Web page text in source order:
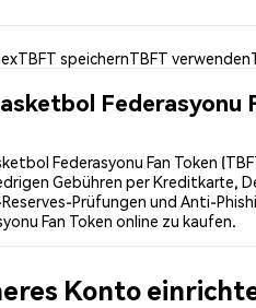
TBFT speichernTBFT verwenden
Federasyonu
Federasyonu Fan Token
Gebühren per
Prüfungen und Anti-
Fan Token online zu kaufen.
Konto